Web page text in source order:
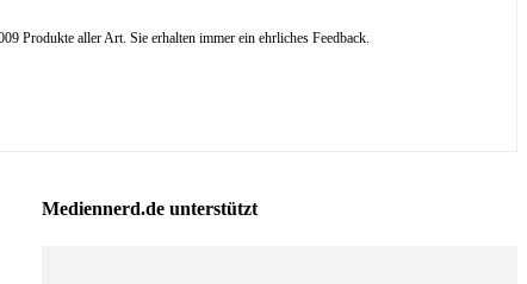
Produkte aller Art. Sie erhalten immer ein ehrliches Feedback.
Mediennerd.de unterstützt